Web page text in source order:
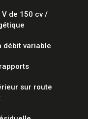
V de 150 cv /
débit variable
sur route